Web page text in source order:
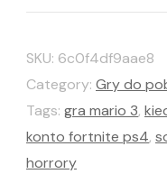
SKU: 6c0f4df9aae8
Category: Gry do
Tags: gra mario 3,
konto fortnite ps4,
horrory